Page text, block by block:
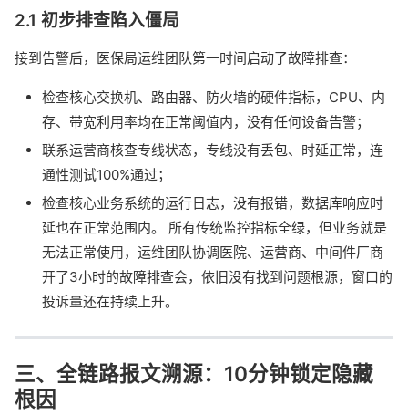
2.1 初步排查陷入僵局
接到告警后，医保局运维团队第一时间启动了故障排查：
检查核心交换机、路由器、防火墙的硬件指标，CPU、内
存、带宽利用率均在正常阈值内，没有任何设备告警；
联系运营商核查专线状态，专线没有丢包、时延正常，连
通性测试100%通过；
检查核心业务系统的运行日志，没有报错，数据库响应时
延也在正常范围内。 所有传统监控指标全绿，但业务就是
无法正常使用，运维团队协调医院、运营商、中间件厂商
开了3小时的故障排查会，依旧没有找到问题根源，窗口的
投诉量还在持续上升。
三、全链路报文溯源：10分钟锁定隐藏
根因